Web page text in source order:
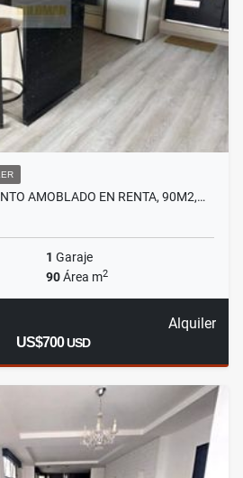
AMOBLADO EN RENTA, 90M2,…
1 Garaje
90Área m2
Alquiler
US$700USD